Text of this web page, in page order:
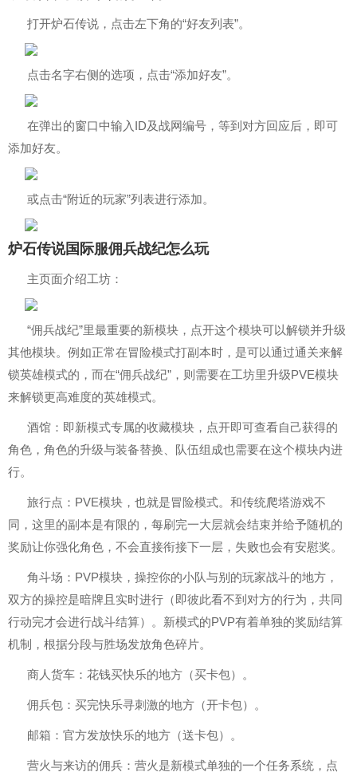
打开炉石传说，点击左下角的“好友列表”。
点击名字右侧的选项，点击“添加好友”。
在弹出的窗口中输入ID及战网编号，等到对方回应后，即可
添加好友。
或点击“附近的玩家”列表进行添加。
炉石传说国际服佣兵战纪怎么玩
主页面介绍工坊：
“佣兵战纪”里最重要的新模块，点开这个模块可以解锁并升级
其他模块。例如正常在冒险模式打副本时，是可以通过通关来解
锁英雄模式的，而在“佣兵战纪”，则需要在工坊里升级PVE模块
来解锁更高难度的英雄模式。
酒馆：即新模式专属的收藏模块，点开即可查看自己获得的
角色，角色的升级与装备替换、队伍组成也需要在这个模块内进
行。
旅行点：PVE模块，也就是冒险模式。和传统爬塔游戏不
同，这里的副本是有限的，每刷完一大层就会结束并给予随机的
奖励让你强化角色，不会直接衔接下一层，失败也会有安慰奖。
角斗场：PVP模块，操控你的小队与别的玩家战斗的地方，
双方的操控是暗牌且实时进行（即彼此看不到对方的行为，共同
行动完才会进行战斗结算）。新模式的PVP有着单独的奖励结算
机制，根据分段与胜场发放角色碎片。
商人货车：花钱买快乐的地方（买卡包）。
佣兵包：买完快乐寻刺激的地方（开卡包）。
邮箱：官方发放快乐的地方（送卡包）。
营火与来访的佣兵：营火是新模式单独的一个任务系统，点